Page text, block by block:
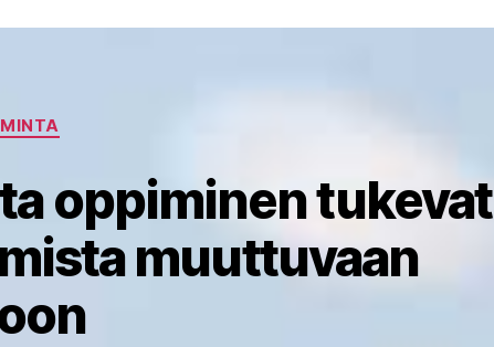
oppiminen tukevat
muuttuvaan